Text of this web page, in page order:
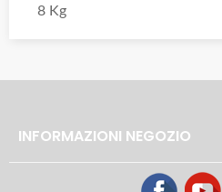
8 Kg
INFORMAZIONI NEGOZIO